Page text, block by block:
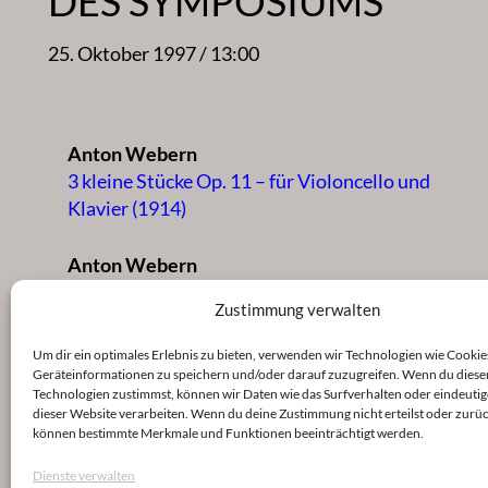
Zustimmung verwalten
Um dir ein optimales Erlebnis zu bieten, verwenden wir Technologien wie
Geräteinformationen zu speichern und/oder darauf zuzugreifen. Wenn du
Technologien zustimmst, können wir Daten wie das Surfverhalten oder
dieser Website verarbeiten. Wenn du deine Zustimmung nicht erteilst oder
können bestimmte Merkmale und Funktionen beeinträchtigt werden.
Dienste verwalten
25. Oktober 1997 / 13:00
Anton Webern
3 kleine Stücke Op. 11 – für Violoncello und
Klavier (1914)
Anton Webern
Klaviere gesetzt von Leopold Spinner (1940)
Anton Webern
Quartett Op. 22 (1928/1930)